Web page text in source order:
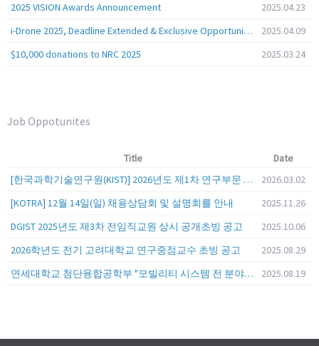
2025 VISION Awards Announcement
2025.04.23
i-Drone 2025, Deadline Extended & Exclusive Opportunity to Travel to Korea!
2025.04.09
$10,000 donations to NRC 2025
2025.03.24
Job Oppotunites
Title
Date
[한국과학기술연구원(KIST)] 2026년도 제1차 연구부문 공개채용 안내
2026.03.02
[KOTRA] 12월 14일(일) 채용상담회 및 설명회를 안내
2025.11.26
DGIST 2025년도 제3차 전임직교원 상시 공개초빙 공고
2025.10.06
2026학년도 전기 고려대학교 연구중점교수 초빙 공고
2025.08.29
연세대학교 첨단융합공학부 "모빌리티 시스템 전 분야" 전임교원 특별채용 (2026년 9월 1일자 임용 예정)
2025.08.19